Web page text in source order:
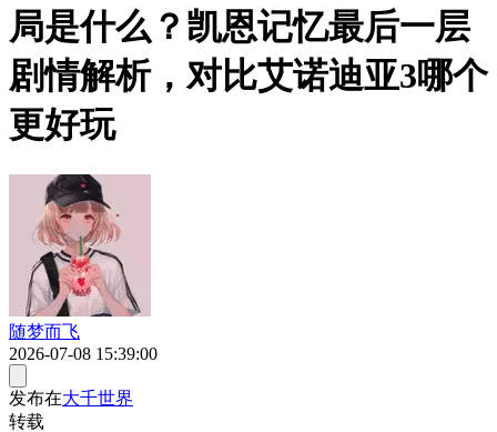
局是什么？凯恩记忆最后一层
剧情解析，对比艾诺迪亚3哪个
更好玩
随梦而飞
2026-07-08 15:39:00
发布在大千世界
转载